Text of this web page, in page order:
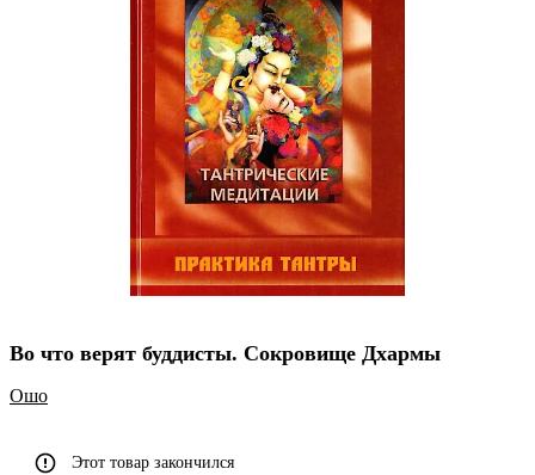
Во что верят буддисты. Сокровище Дхармы
Ошо
Этот товар закончился